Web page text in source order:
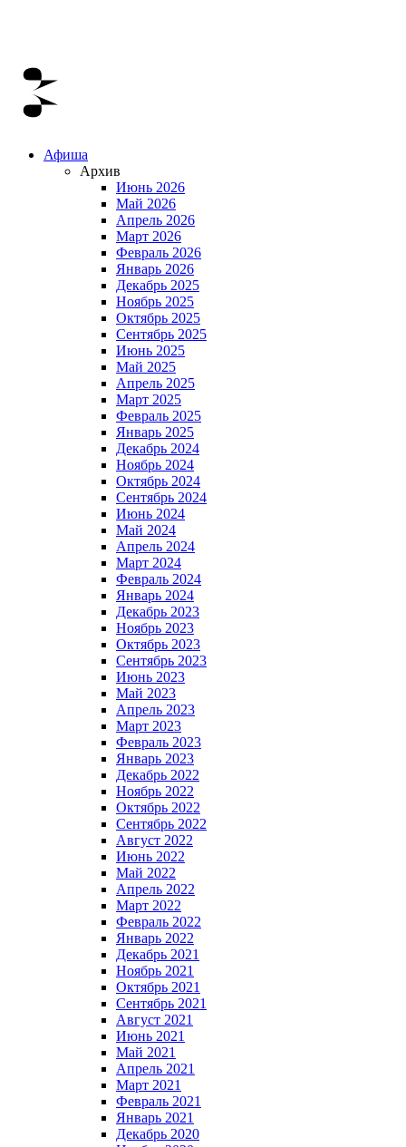
Афиша
Архив
Июнь 2026
Май 2026
Апрель 2026
Март 2026
Февраль 2026
Январь 2026
Декабрь 2025
Ноябрь 2025
Октябрь 2025
Сентябрь 2025
Июнь 2025
Май 2025
Апрель 2025
Март 2025
Февраль 2025
Январь 2025
Декабрь 2024
Ноябрь 2024
Октябрь 2024
Сентябрь 2024
Июнь 2024
Май 2024
Апрель 2024
Март 2024
Февраль 2024
Январь 2024
Декабрь 2023
Ноябрь 2023
Октябрь 2023
Сентябрь 2023
Июнь 2023
Май 2023
Апрель 2023
Март 2023
Февраль 2023
Январь 2023
Декабрь 2022
Ноябрь 2022
Октябрь 2022
Сентябрь 2022
Август 2022
Июнь 2022
Май 2022
Апрель 2022
Март 2022
Февраль 2022
Январь 2022
Декабрь 2021
Ноябрь 2021
Октябрь 2021
Сентябрь 2021
Август 2021
Июнь 2021
Май 2021
Апрель 2021
Март 2021
Февраль 2021
Январь 2021
Декабрь 2020